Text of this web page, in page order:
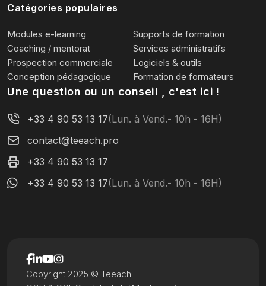
Catégories populaires
Modules e-learning
Supports de formation
Coaching / mentorat
Services administratifs
Prospection commerciale
Logiciels & outils
Conception pédagogique
Formation de formateurs
Une question ou un conseil , c'est ici !
+33 4 90 53 13 17(Lun. à Vend.- 10h - 16H)
contact@teeach.pro
+33 4 90 53 13 17
+33 4 90 53 13 17(Lun. à Vend.- 10h - 16H)
Copyright 2025 © Teeach